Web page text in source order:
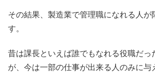
その結果、製造業で管理職になれる人が
す。
昔は課長といえば誰でもなれる役職だっ
が、今は一部の仕事が出来る人のみに与